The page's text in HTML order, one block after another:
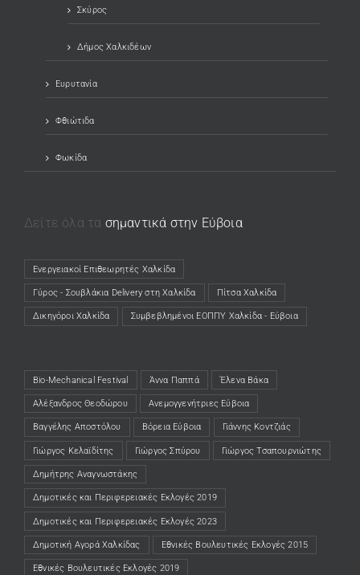
Σκύρος
Δήμος Χαλκιδέων
Ευρυτανία
Φθιώτιδα
Φωκίδα
Δείτε όλα τα σημαντικά στην Εύβοια
Ενεργειακοί Επιθεωρητές Χαλκίδα
(opens in a new tab)
Γύρος - Σουβλάκια Delivery στη Χαλκίδα
(opens in a new tab) Πίτσα Χαλκίδα
(opens in a new tab)
Δικηγόροι Χαλκίδα
(opens in a new tab) Συμβεβλημένοι ΕΟΠΠΥ Χαλκίδα - Εύβοια
(opens in a new tab)
Bio-Mechanical Festival Άννα Παππά Έλενα Βάκα
Αλέξανδρος Θεοδώρου Ανεμογγενήτριες Εύβοια
Βαγγέλης Αποστόλου Βόρεια Εύβοια Γιάννης Κοντζιάς
Γιώργος Κελαϊδίτης Γιώργος Σπύρου Γιώργος Τσαπουρνιώτης
Δημήτρης Αναγνωστάκης
Δημοτικές και Περιφερειακές Εκλογές 2019
Δημοτικές και Περιφερειακές Εκλογές 2023
Δημοτική Αγορά Χαλκίδας Εθνικές Βουλευτικές Εκλογές 2015
Εθνικές Βουλευτικές Εκλογές 2019